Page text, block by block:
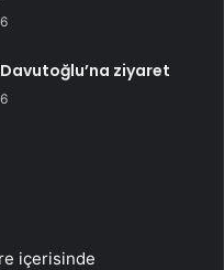
ziyaret
içerisinde